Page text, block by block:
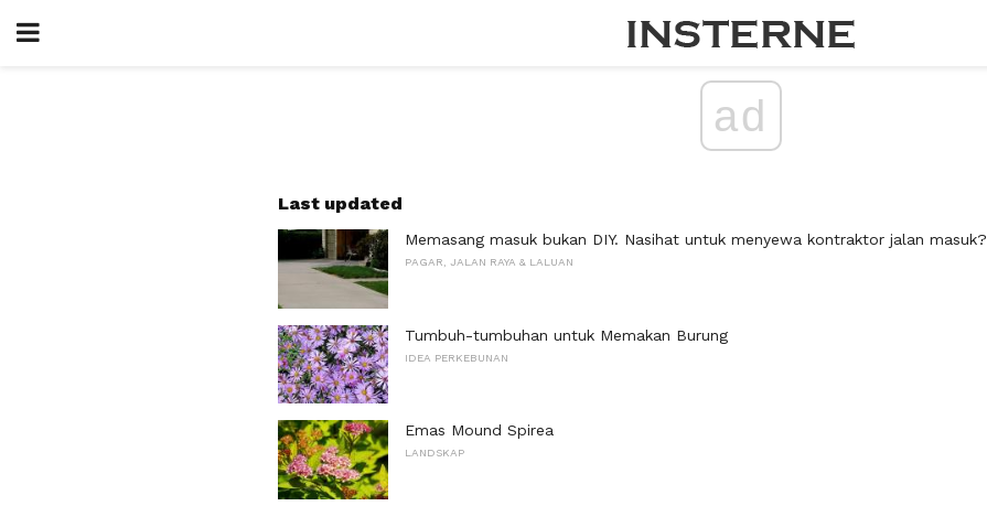
ad
Last updated
Memasang masuk bukan DIY. Nasihat untuk menyewa kontraktor jalan masuk?
PAGAR, JALAN RAYA & LALUAN
Tumbuh-tumbuhan untuk Memakan Burung
IDEA PERKEBUNAN
Emas Mound Spirea
LANDSKAP